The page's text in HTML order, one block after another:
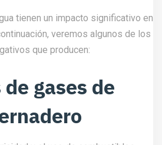
tienen un impacto significativo en
veremos algunos de los
que producen:
gases de